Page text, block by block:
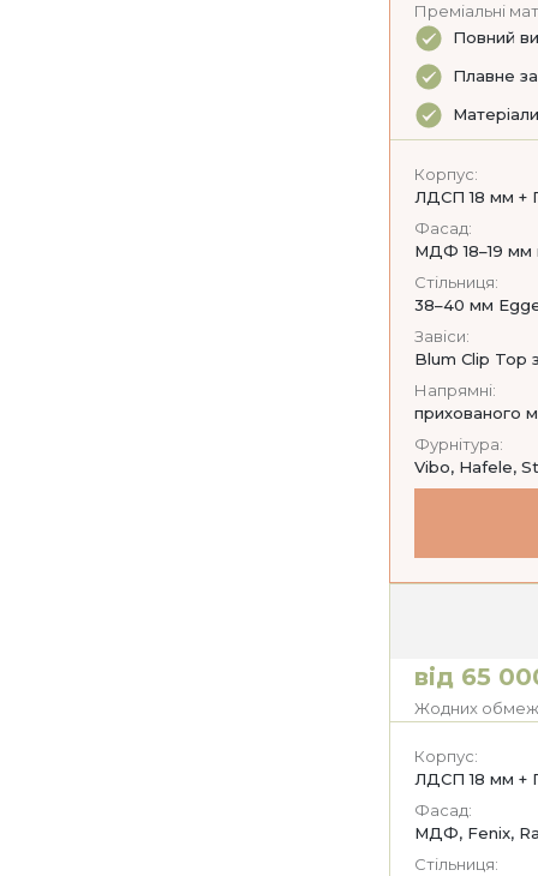
Преміальні
Повний
Плавне
Корпус:
ЛДСП 18 мм +
Фасад:
МДФ 18–19 мм
Стільниця:
38–40 мм
Завіси:
Blum Clip Top
Напрямні:
прихованого
Фурнітура:
Vibo, Hafele,
від 65
Жодних
Корпус:
ЛДСП 18 мм +
Фасад:
МДФ, Fenix,
Стільниця: